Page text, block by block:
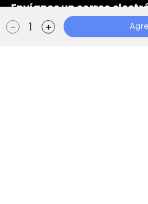
＋
－
Envíanos un correo
chatea con nosotros
Ayuda